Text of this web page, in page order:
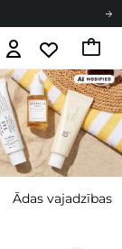
Ādas vajadzības